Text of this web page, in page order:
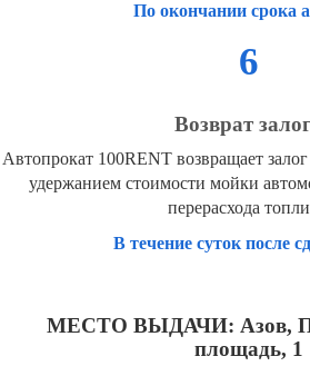
По окончании срока
6
Возврат
Автопрокат 100RENT возвращает
удержанием стоимости мойки
перерасхода
В течение суток после
МЕСТО ВЫДАЧИ: Азов,
площадь, 1